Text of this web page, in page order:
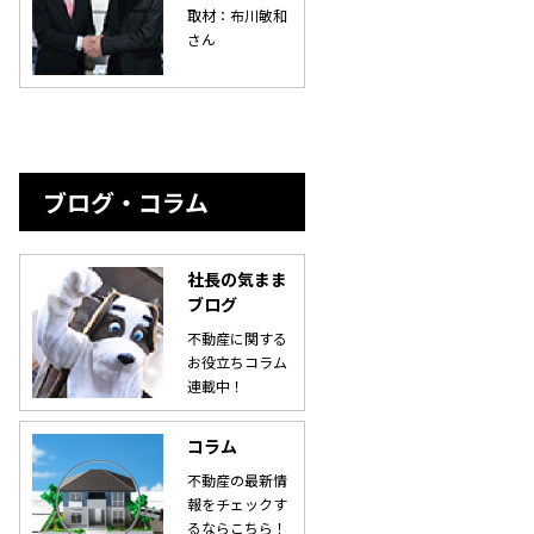
取材：布川敏和
さん
ブログ・コラム
社長の気まま
ブログ
不動産に関する
お役立ちコラム
連載中！
コラム
不動産の最新情
報をチェックす
るならこちら！